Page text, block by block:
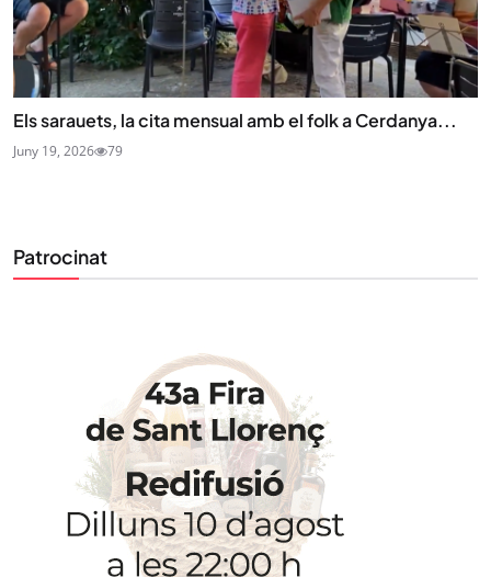
Els sarauets, la cita mensual amb el folk a Cerdanya...
Juny 19, 2026 79
Patrocinat
STAY UPDATED